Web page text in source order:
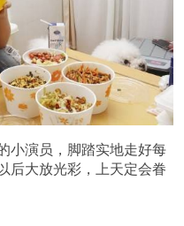
小演员，脚踏实地走好每
后大放光彩，上天定会眷